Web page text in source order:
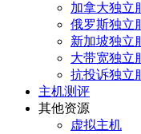
加拿大独立
俄罗斯独立
新加坡独立
大带宽独立
抗投诉独立
主机测评
其他资源
虚拟主机